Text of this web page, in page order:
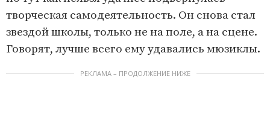
творческая самодеятельность. Он снова стал
звездой школы, только не на поле, а на сцене.
Говорят, лучше всего ему удавались мюзиклы.
РЕКЛАМА – ПРОДОЛЖЕНИЕ НИЖЕ